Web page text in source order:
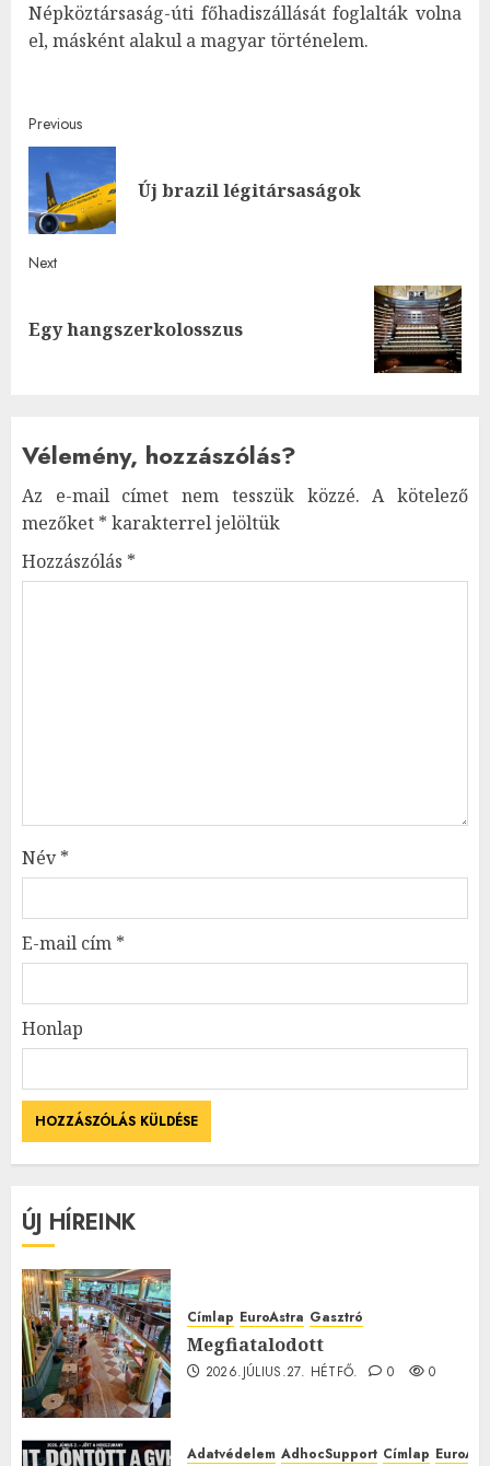
Népköztársaság-úti főhadiszállását foglalták volna
el, másként alakul a magyar történelem.
Post
navigation
Previous
Új brazil légitársaságok
Next
Next
post:
Egy hangszerkolosszus
Vélemény, hozzászólás?
Az e-mail címet nem tesszük közzé. A kötelező
mezőket * karakterrel jelöltük
Hozzászólás *
Név*
E-mail cím *
Honlap
ÚJ HÍREINK
Címlap EuroAstra Gasztró
Megfiatalodott
2026.JÚLIUS.27. HÉTFŐ. 0 0
Adatvédelem AdhocSupport Címlap